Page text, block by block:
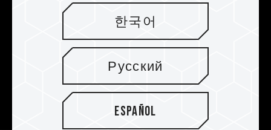
T-CREATE MASTER DDR5 OC R-DIMM verfügt
nicht nur über On-Die ECC zur Korrektur von
Bitfehlern im DRAM, sondern auch über ECC zur
Korrektur von externen Fehlern und zur
Reparatur von Datenfehlern, um ein stabiles
System und einen konzentrierten
Kreativprozess zu ermöglichen.
한국어
Русский
Español